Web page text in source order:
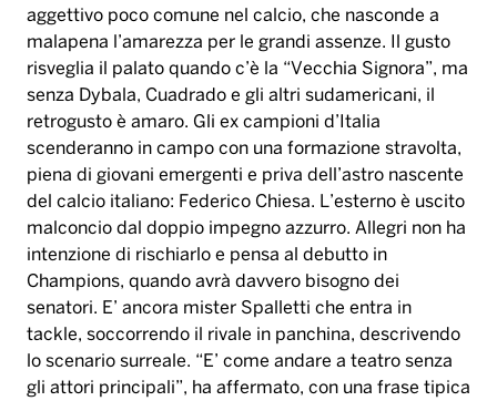
aggettivo poco comune nel calcio, che nasconde a
malapena l’amarezza per le grandi assenze. Il gusto
risveglia il palato quando c’è la “Vecchia Signora”, ma
senza Dybala, Cuadrado e gli altri sudamericani, il
retrogusto è amaro. Gli ex campioni d’Italia
scenderanno in campo con una formazione stravolta,
piena di giovani emergenti e priva dell’astro nascente
del calcio italiano: Federico Chiesa. L’esterno è uscito
malconcio dal doppio impegno azzurro. Allegri non ha
intenzione di rischiarlo e pensa al debutto in
Champions, quando avrà davvero bisogno dei
senatori. E’ ancora mister Spalletti che entra in
tackle, soccorrendo il rivale in panchina, descrivendo
lo scenario surreale. “E’ come andare a teatro senza
gli attori principali”, ha affermato, con una frase tipica